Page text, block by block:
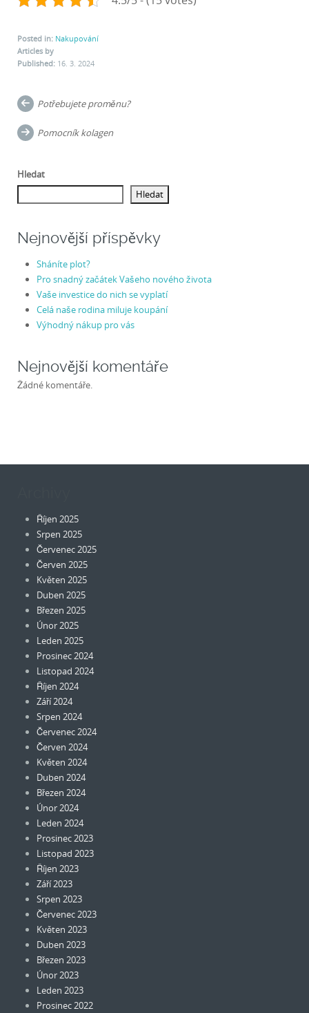
Posted in: Nakupování
Articles by
Published: 16. 3. 2024
Post
navigation
Potřebujete proměnu?
Pomocník kolagen
Hledat
Hledat
Nejnovější příspěvky
Sháníte plot?
Pro snadný začátek Vašeho nového života
Vaše investice do nich se vyplatí
Celá naše rodina miluje koupání
Výhodný nákup pro vás
Nejnovější komentáře
Žádné komentáře.
Říjen 2025
Srpen 2025
Červenec 2025
Červen 2025
Květen 2025
Duben 2025
Březen 2025
Únor 2025
Leden 2025
Prosinec 2024
Listopad 2024
Říjen 2024
Září 2024
Srpen 2024
Červenec 2024
Červen 2024
Květen 2024
Duben 2024
Březen 2024
Únor 2024
Leden 2024
Prosinec 2023
Listopad 2023
Říjen 2023
Září 2023
Srpen 2023
Červenec 2023
Květen 2023
Duben 2023
Březen 2023
Únor 2023
Leden 2023
Prosinec 2022